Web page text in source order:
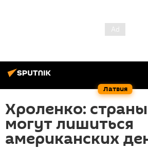
Латвия
Хроленко:
могут лишиться
американских